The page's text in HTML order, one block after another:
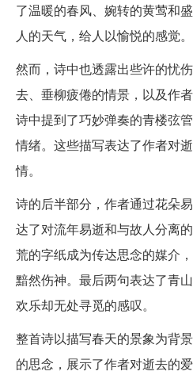
了温暖的春风、婉转的黄莺和
人的天气，给人以愉悦的感觉。
然而，诗中也透露出些许的忧
去、垂柳疲倦的情景，以及作
诗中提到了巧妙弹奏的青楼弦
情绪。这些描写表达了作者对
情。
诗的后半部分，作者通过花朵
达了对流年易逝和与故人分离
荒的字纸成为传达思念的媒介
黯然伤神。最后两句表达了青
欢乐却无处寻觅的感叹。
整首诗以描写春天的景象为背
的思念，展示了作者对逝去的